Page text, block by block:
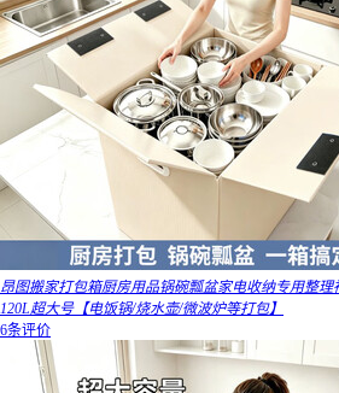
昂图搬家打包箱厨房用品锅碗瓢盆家电收纳专用整
120L超大号【电饭锅/烧水壶/微波炉等打包】
6条评价